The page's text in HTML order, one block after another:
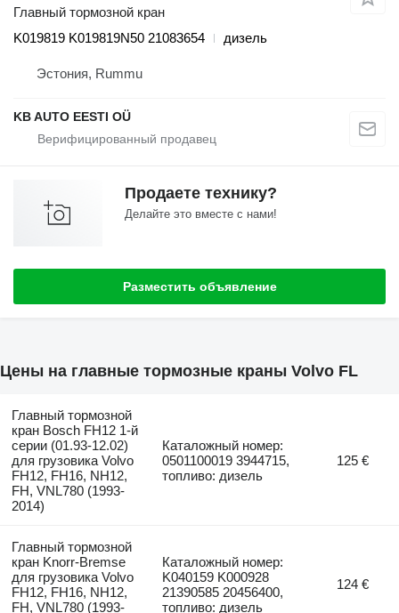
Главный тормозной кран
K019819 K019819N50 21083654
дизель
Эстония, Rummu
KB AUTO EESTI OÜ
Продаете технику?
Делайте это вместе с нами!
Разместить объявление
Цены на главные тормозные краны Volvo FL
Главный тормозной
кран Bosch FH12 1-й
серии (01.93-12.02)
для грузовика Volvo
FH12, FH16, NH12,
FH, VNL780 (1993-
2014)
Каталожный номер:
0501100019 3944715,
топливо: дизель
125 €
Главный тормозной
кран Knorr-Bremse
для грузовика Volvo
FH12, FH16, NH12,
FH, VNL780 (1993-
Каталожный номер:
K040159 K000928
21390585 20456400,
топливо: дизель
124 €